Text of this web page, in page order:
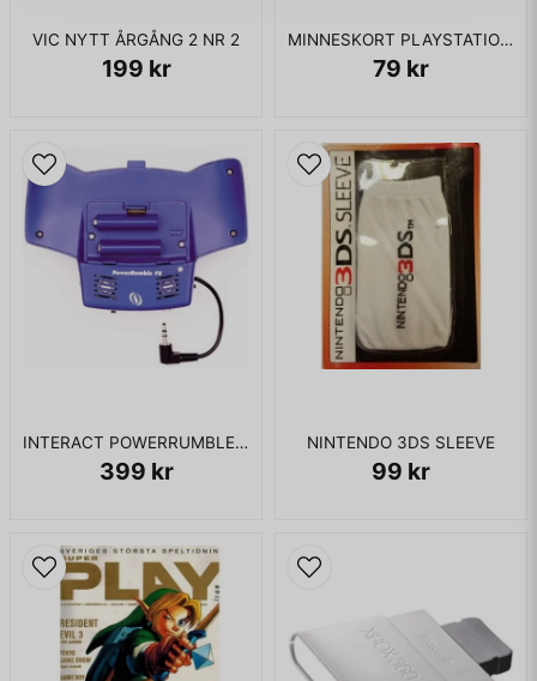
VIC NYTT ÅRGÅNG 2 NR 2
199 kr
MINNESKORT PLAYSTATION 1MB
79 kr
INTERACT POWERRUMBLE FX GAMEBOY ADVANCE
399 kr
NINTENDO 3DS SLEEVE
99 kr